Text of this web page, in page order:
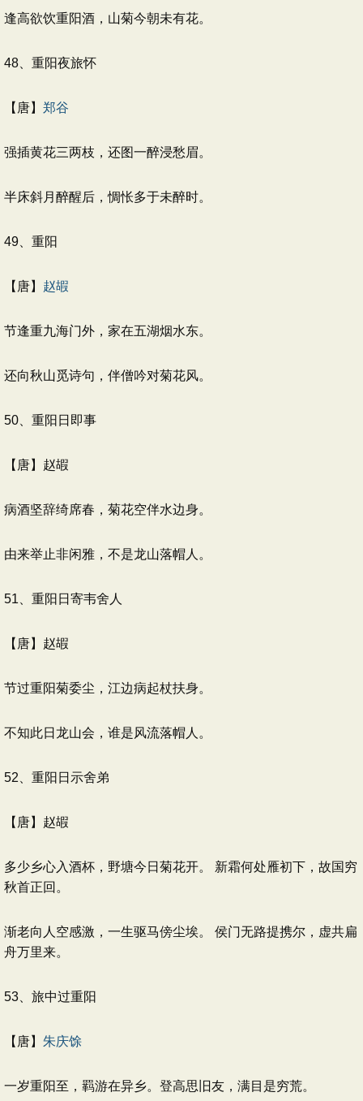
逢高欲饮重阳酒，山菊今朝未有花。
48、重阳夜旅怀
【唐】 郑谷
强插黄花三两枝，还图一醉浸愁眉。
半床斜月醉醒后，惆怅多于未醉时。
49、重阳
【唐】 赵嘏
节逢重九海门外，家在五湖烟水东。
还向秋山觅诗句，伴僧吟对菊花风。
50、重阳日即事
【唐】赵嘏
病酒坚辞绮席春，菊花空伴水边身。
由来举止非闲雅，不是龙山落帽人。
51、重阳日寄韦舍人
【唐】赵嘏
节过重阳菊委尘，江边病起杖扶身。
不知此日龙山会，谁是风流落帽人。
52、重阳日示舍弟
【唐】赵嘏
多少乡心入酒杯，野塘今日菊花开。 新霜何处雁初下，故国穷
秋首正回。
渐老向人空感激，一生驱马傍尘埃。 侯门无路提携尔，虚共扁
舟万里来。
53、旅中过重阳
【唐】 朱庆馀
一岁重阳至，羁游在异乡。登高思旧友，满目是穷荒。